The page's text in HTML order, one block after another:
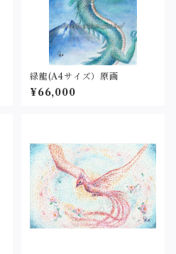
緑龍(A4サイズ）原画
¥66,000